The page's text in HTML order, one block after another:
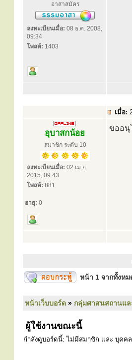
อาสาสมัคร
ลงทะเบียนเมื่อ: 08 ธ.ค. 2008,
09:34
โพสต์: 1403
เมื่อ:
อุบาสกน้อย
สมาชิก ระดับ 10
ลงทะเบียนเมื่อ: 02 เม.ย.
2015, 09:43
โพสต์: 881
อายุ: 0
ขออนุ
หน้า 1 จากทั้งหม
หน้าเว็บบอร์ด » กลุ่มศาสนสถานแ
ผู้ใช้งานขณะนี้
กำลังดูบอร์ดนี้: ไม่มีสมาชิก และ บุคค